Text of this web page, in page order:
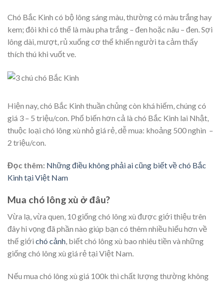
Chó Bắc Kinh có bộ lông sáng màu, thường có màu trắng hay
kem; đôi khi có thể là màu pha trắng – đen hoặc nâu – đen. Sợi
lông dài, mượt, rủ xuống cơ thể khiến người ta cảm thấy
thích thú khi vuốt ve.
Hiện nay, chó Bắc Kinh thuần chủng còn khá hiếm, chúng có
giá 3 – 5 triệu/con. Phổ biến hơn cả là chó Bắc Kinh lai Nhật,
thuộc loại chó lông xù nhỏ giá rẻ, dễ mua: khoảng 500 nghìn –
2 triệu/con.
Đọc thêm: Những điều không phải ai cũng biết về chó Bắc
Kinh tại Việt Nam
Mua chó lông xù ở đâu?
Vừa lạ, vừa quen, 10 giống chó lông xù được giới thiệu trên
đây hi vọng đã phần nào giúp bạn có thêm nhiều hiểu hơn về
thế giới chó cảnh, biết chó lông xù bao nhiêu tiền và những
giống chó lông xù giá rẻ tại Việt Nam.
Nếu mua chó lông xù giá 100k thì chất lượng thường không